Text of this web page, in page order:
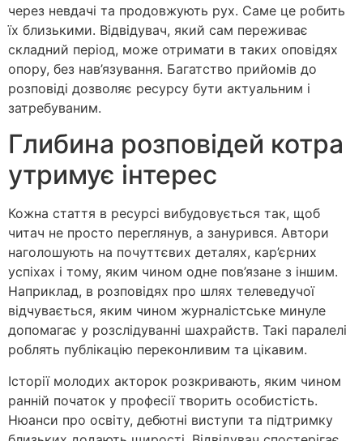
через невдачі та продовжують рух. Саме це робить
їх близькими. Відвідувач, який сам переживає
складний період, може отримати в таких оповідях
опору, без нав’язування. Багатство прийомів до
розповіді дозволяє ресурсу бути актуальним і
затребуваним.
Глибина розповідей котра
утримує інтерес
Кожна стаття в ресурсі вибудовується так, щоб
читач не просто переглянув, а занурився. Автори
наголошують на почуттєвих деталях, кар’єрних
успіхах і тому, яким чином одне пов’язане з іншим.
Наприклад, в розповідях про шлях телеведучої
відчувається, яким чином журналістське минуле
допомагає у розслідуванні шахрайств. Такі паралелі
роблять публікацію переконливим та цікавим.
Історії молодих акторок розкривають, яким чином
ранній початок у професії творить особистість.
Нюанси про освіту, дебютні виступи та підтримку